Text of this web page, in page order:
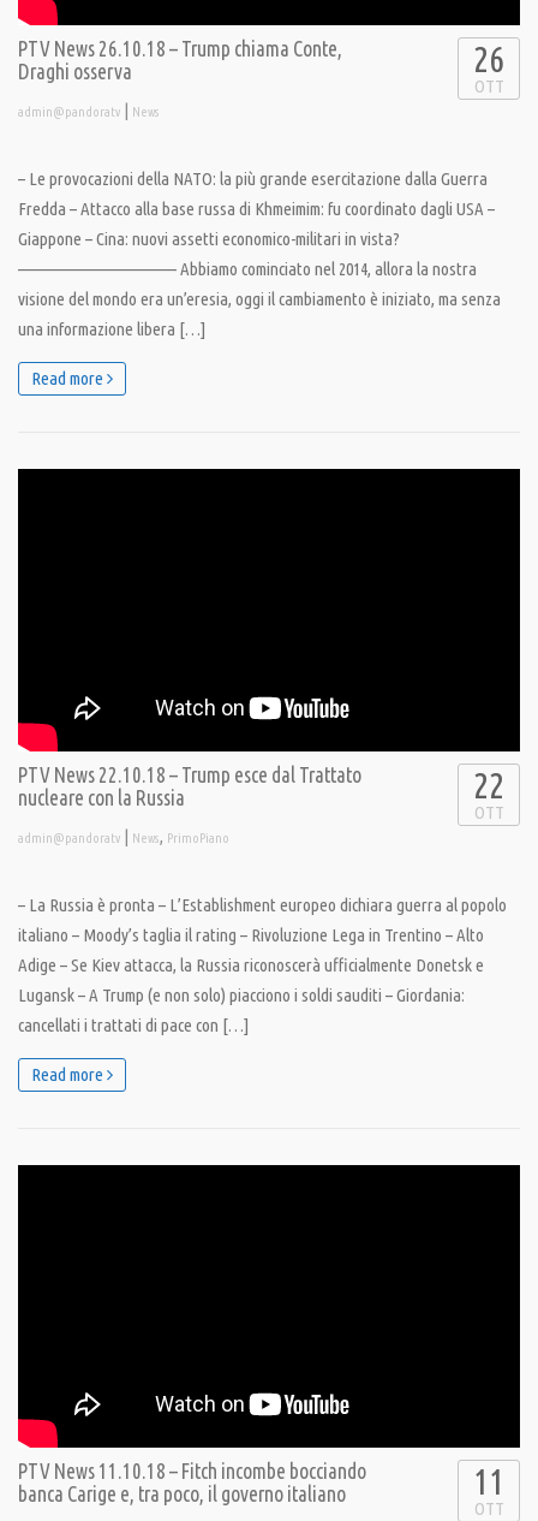
PTV News 26.10.18 – Trump chiama Conte,
Draghi osserva
admin@pandoratv | News
26
OTT
– Le provocazioni della NATO: la più grande esercitazione dalla Guerra
Fredda – Attacco alla base russa di Khmeimim: fu coordinato dagli USA –
Giappone – Cina: nuovi assetti economico-militari in vista?
———————————— Abbiamo cominciato nel 2014, allora la nostra
visione del mondo era un’eresia, oggi il cambiamento è iniziato, ma senza
una informazione libera […]
Read more
PTV News 22.10.18 – Trump esce dal Trattato
nucleare con la Russia
admin@pandoratv | News, PrimoPiano
22
OTT
– La Russia è pronta – L’Establishment europeo dichiara guerra al popolo
italiano – Moody’s taglia il rating – Rivoluzione Lega in Trentino – Alto
Adige – Se Kiev attacca, la Russia riconoscerà ufficialmente Donetsk e
Lugansk – A Trump (e non solo) piacciono i soldi sauditi – Giordania:
cancellati i trattati di pace con […]
Read more
PTV News 11.10.18 – Fitch incombe bocciando
banca Carige e, tra poco, il governo italiano
11
OTT